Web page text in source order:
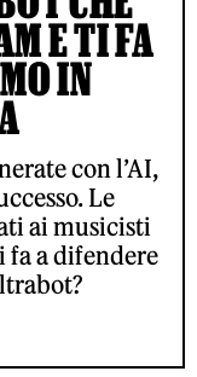
E TI FA
IN
con l’AI,
Le
ai musicisti
fa a difendere